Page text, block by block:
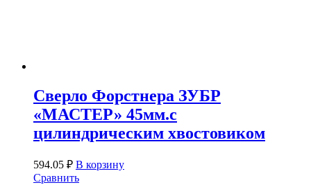
Сверло Форстнера ЗУБР
«МАСТЕР» 45мм.с
цилиндрическим хвостовиком
594.05 ₽ В корзину
Сравнить